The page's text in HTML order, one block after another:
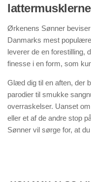
lattermusklerne
Ørkenens Sønner
Danmarks mest
leverer de en forestilling,
finesse i en form, som
Glæd dig til en aften, der
parodier til smukke
overraskelser. Uanset
eller et af de andre stop
Sønner vil sørge for, at